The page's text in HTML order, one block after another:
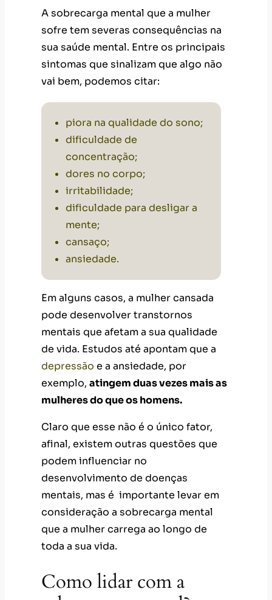
piora na qualidade do sono;
dificuldade de
concentração;
dores no corpo;
mente;
cansaço;
ansiedade.
Em alguns casos, a mulher cansada
pode desenvolver transtornos
mentais que afetam a sua qualidade
de vida. Estudos até apontam que a
mulheres do que os homens.
Claro que esse não é o único fator,
afinal, existem outras questões que
podem influenciar no
desenvolvimento de doenças
mentais, mas é importante levar em
que a mulher carrega ao longo de
toda a sua vida.
Como lidar com a
sobrecarga mental?
Lidar diariamente com a sobrecarga
possível mudar, mesmo que aos
poucos, algumas questões que